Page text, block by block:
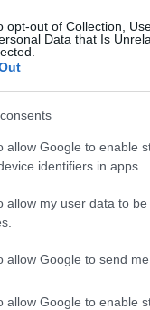
opt-out of Collection,
Data that Is
allow Google to enable
identifiers in apps.
allow my user data to
allow Google to send
allow Google to enable
a
amelyet
az utánpótlás
klub,
be a különböző
Oroszrúd: